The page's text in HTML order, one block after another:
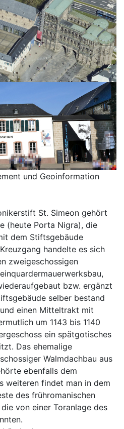
und Geoinformation
St. Simeon gehört
(heute Porta Nigra), die
dem Stiftsgebäude
handelte es sich
zweigeschossigen
bzw. ergänzt
selber bestand
einen Mitteltrakt mit
um 1143 bis 1140
ein spätgotisches
Das ehemalige
Walmdachbau aus
ebenfalls dem
weiteren findet man in dem
des frühromanischen
von einer Toranlage des